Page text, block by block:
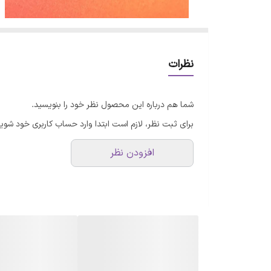
نظرات
شما هم درباره این محصول نظر خود را بنویسید.
برای ثبت نظر، لازم است ابتدا وارد حساب کاربری خود
افزودن نظر